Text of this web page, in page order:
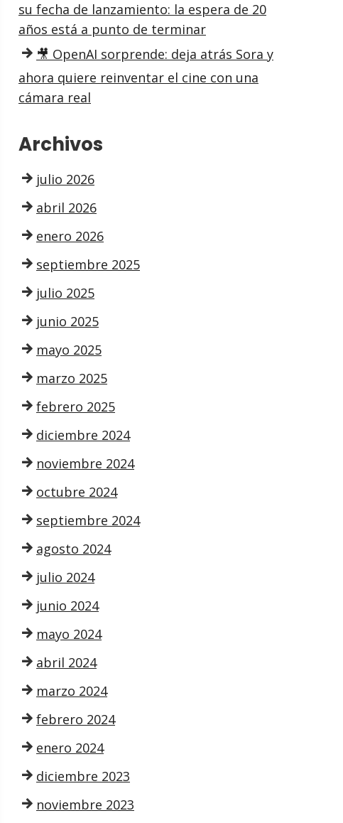
su fecha de lanzamiento: la espera de 20
años está a punto de terminar
🎥 OpenAI sorprende: deja atrás Sora y
ahora quiere reinventar el cine con una
cámara real
Archivos
julio 2026
abril 2026
enero 2026
septiembre 2025
julio 2025
junio 2025
mayo 2025
marzo 2025
febrero 2025
diciembre 2024
noviembre 2024
octubre 2024
septiembre 2024
agosto 2024
julio 2024
junio 2024
mayo 2024
abril 2024
marzo 2024
febrero 2024
enero 2024
diciembre 2023
noviembre 2023